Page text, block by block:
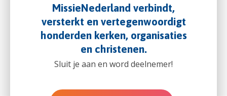
MissieNederland verbindt,
versterkt en vertegenwoordigt
honderden kerken, organisaties
en christenen.
Sluit je aan en word deelnemer!